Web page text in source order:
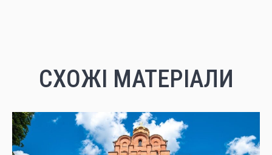
СХОЖІ МАТЕРІАЛИ